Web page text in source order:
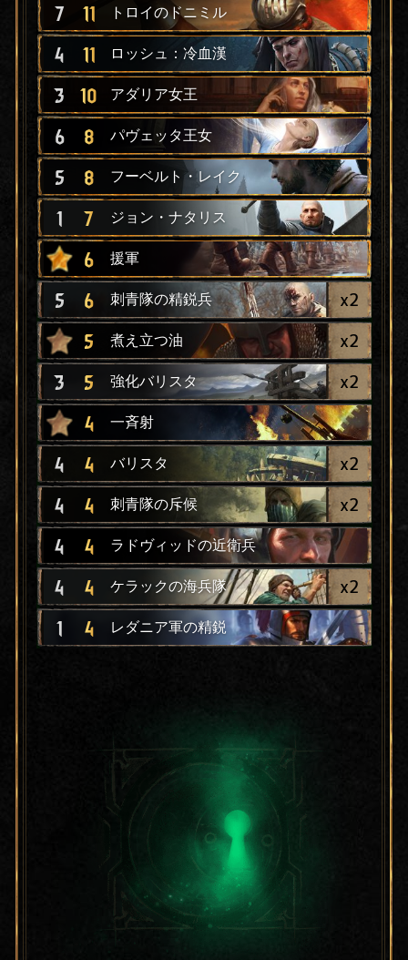
7 11 トロイのドニミル
4 11 ロッシュ：冷血漢
3 10 アダリア女王
6 8 パヴェッタ王女
5 8 フーベルト・レイク
1 7 ジョン・ナタリス
6 援軍
5 6 刺青隊の精鋭兵 x2
5 煮え立つ油 x2
3 5 強化バリスタ x2
4 一斉射
4 4 バリスタ x2
4 4 刺青隊の斥候 x2
4 4 ラドヴィッドの近衛兵
4 4 ケラックの海兵隊 x2
1 4 レダニア軍の精鋭